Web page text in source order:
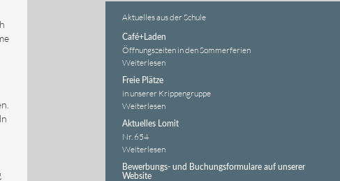
Aktuelles aus der Schule
Café+Laden
Öffnungszeiten in den Sommerferien
Weiterlesen
Freie Plätze
in unserer Krippengruppe
Weiterlesen
Aktuelles Lomit
Nr. 654
Weiterlesen
Bewerbungs- und Buchungsformulare auf unserer
Website